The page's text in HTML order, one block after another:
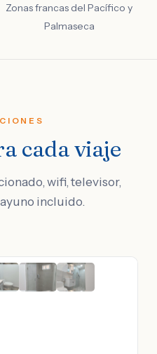
Zonas francas del Pacífico y
Palmaseca
cada viaje
wifi, televisor,
incluido.